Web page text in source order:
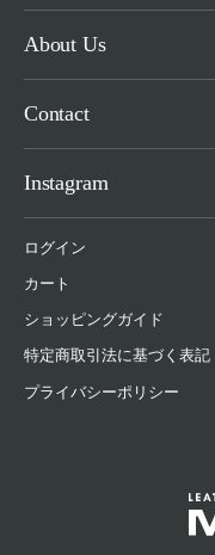
About Us
Contact
Instagram
ログイン
カート
ショッピングガイド
特定商取引法に基づく表記
プライバシーポリシー